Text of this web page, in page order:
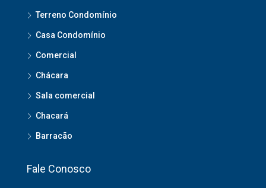
Terreno Condomínio
Casa Condomínio
Comercial
Chácara
Sala comercial
Chacará
Barracão
Fale Conosco